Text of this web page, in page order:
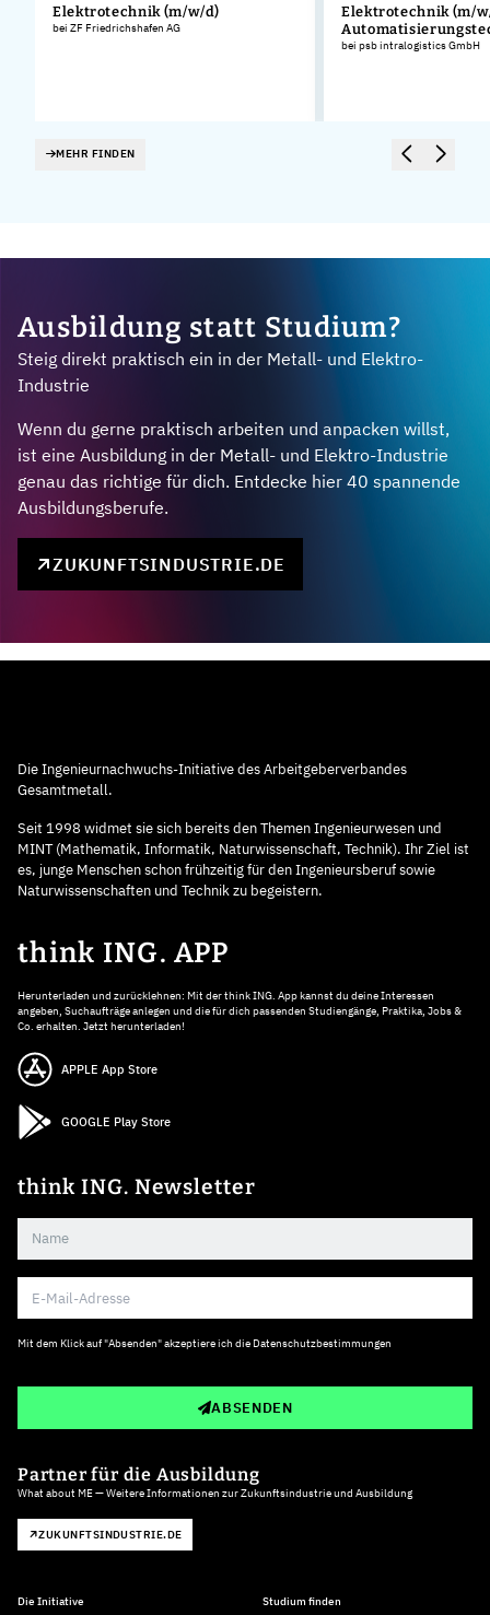
Elektrotechnik (m/w/d)
bei ZF Friedrichshafen AG
Elektrotechnik (m/
bei psb intralogistics GmbH
MEHR FINDEN
Ausbildung statt Studium?
Steig direkt praktisch ein in der Metall- und Elektro-
Industrie
Wenn du gerne praktisch arbeiten und anpacken willst,
ist eine Ausbildung in der Metall- und Elektro-Industrie
genau das richtige für dich. Entdecke hier 40 spannende
Ausbildungsberufe.
ZUKUNFTSINDUSTRIE.DE
Die Ingenieurnachwuchs-Initiative des Arbeitgeberverbandes
Gesamtmetall.
Seit 1998 widmet sie sich bereits den Themen Ingenieurwesen und
MINT (Mathematik, Informatik, Naturwissenschaft, Technik). Ihr Ziel ist
es, junge Menschen schon frühzeitig für den Ingenieursberuf sowie
Naturwissenschaften und Technik zu begeistern.
think ING. APP
Herunterladen und zurücklehnen: Mit der think ING. App kannst du deine Interessen
angeben, Suchaufträge anlegen und die für dich passenden Studiengänge, Praktika, Jobs &
Co. erhalten. Jetzt herunterladen!
APPLE App Store
GOOGLE Play Store
think ING. Newsletter
Mit dem Klick auf "Absenden" akzeptiere ich die Datenschutzbestimmungen
ABSENDEN
Partner für die Ausbildung
What about ME — Weitere Informationen zur Zukunftsindustrie und Ausbildung
ZUKUNFTSINDUSTRIE.DE
Die Initiative
Studium finden